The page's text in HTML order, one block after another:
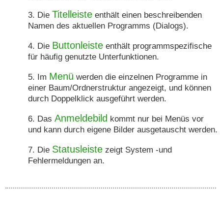
DieTitelleiste enthält einen beschreibenden
Namen des aktuellen Programms (Dialogs).
Die Buttonleiste enthält programmspezifische
für häufig genutzte Unterfunktionen.
Im Menü werden die einzelnen Programme in
einer Baum/Ordnerstruktur angezeigt, und können
durch Doppelklick ausgeführt werden.
DasAnmeldebild kommt nur bei Menüs vor
und kann durch eigene Bilder ausgetauscht werden.
Die Statusleiste zeigt System -und
Fehlermeldungen an.